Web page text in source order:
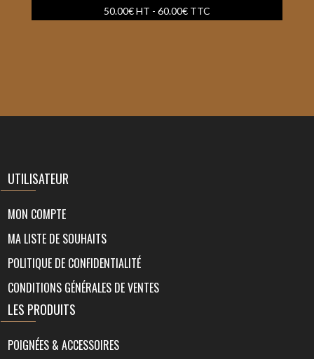
50.00€HT - 60.00€TTC
UTILISATEUR
MON COMPTE
MA LISTE DE SOUHAITS
POLITIQUE DE CONFIDENTIALITÉ
CONDITIONS GÉNÉRALES DE VENTES
LES PRODUITS
POIGNÉES & ACCESSOIRES